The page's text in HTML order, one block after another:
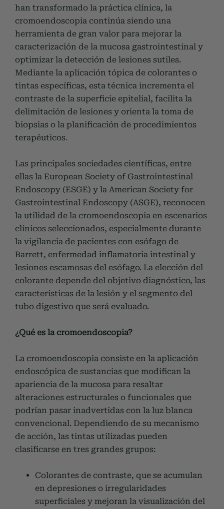
han transformado la práctica clínica, la
cromoendoscopia continúa siendo una
herramienta de gran valor para mejorar la
caracterización de la mucosa gastrointestinal y
optimizar la detección de lesiones sutiles.
Mediante la aplicación tópica de colorantes o
tintas específicas, esta técnica incrementa el
contraste de la superficie epitelial, facilita la
delimitación de lesiones y orienta la toma de
biopsias o la planificación de procedimientos
terapéuticos.
Las principales sociedades científicas, entre
ellas la European Society of Gastrointestinal
Endoscopy (ESGE) y la American Society for
Gastrointestinal Endoscopy (ASGE), reconocen
la utilidad de la cromoendoscopia en escenarios
clínicos seleccionados, especialmente durante
la vigilancia de pacientes con esófago de
Barrett, enfermedad inflamatoria intestinal y
lesiones escamosas del esófago. La elección del
colorante depende del objetivo diagnóstico, las
características de la lesión y el segmento del
tubo digestivo que será evaluado.
¿Qué es la cromoendoscopia?
La cromoendoscopia consiste en la aplicación
endoscópica de sustancias que modifican la
apariencia de la mucosa para resaltar
alteraciones estructurales o funcionales que
podrían pasar inadvertidas con la luz blanca
convencional. Dependiendo de su mecanismo
de acción, las tintas utilizadas pueden
clasificarse en tres grandes grupos:
Colorantes de contraste, que se acumulan
en depresiones o irregularidades
superficiales y mejoran la visualización del